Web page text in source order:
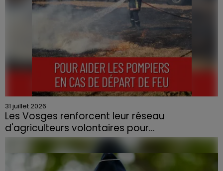
31 juillet 2026
Les Vosges renforcent leur réseau
d'agriculteurs volontaires pour...
Face à la sécheresse et aux risques de départs de feu,
la Chambre d'agriculture des Vosges a lancé un appel
aux agriculteurs volontaires pour venir en aide...